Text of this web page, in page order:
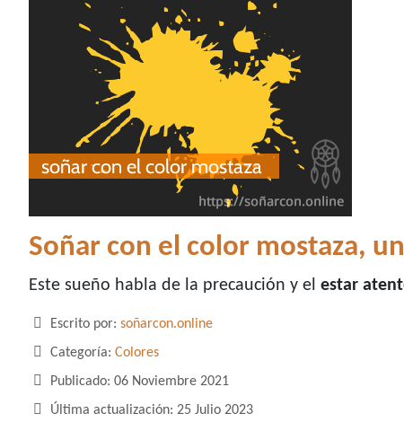
Soñar con el color mostaza,
Este sueño habla de la precaución y el estar
Detalles
Escrito por: soñarcon.online
Categoría: Colores
Publicado: 06 Noviembre 2021
Última actualización: 25 Julio 2023